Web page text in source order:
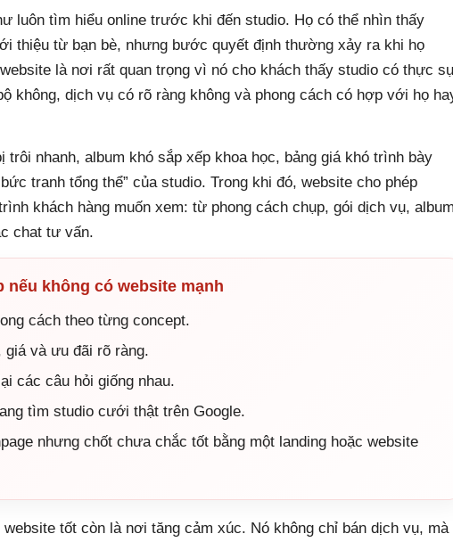
luôn tìm hiểu online trước khi đến studio. Họ có thể nhìn thấy
thiệu từ bạn bè, nhưng bước quyết định thường xảy ra khi họ
là nơi rất quan trọng vì nó cho khách thấy studio có thực
không, dịch vụ có rõ ràng không và phong cách có hợp với họ
trôi nhanh, album khó sắp xếp khoa học, bảng giá khó trình bày
tranh tổng thể” của studio. Trong khi đó, website cho phép
khách hàng muốn xem: từ phong cách chụp, gói dịch vụ,
chat tư vấn.
nếu không có website mạnh
cách theo từng concept.
giá và ưu đãi rõ ràng.
các câu hỏi giống nhau.
tìm studio cưới thật trên Google.
nhưng chốt chưa chắc tốt bằng một landing hoặc website
tốt còn là nơi tăng cảm xúc. Nó không chỉ bán dịch vụ, mà